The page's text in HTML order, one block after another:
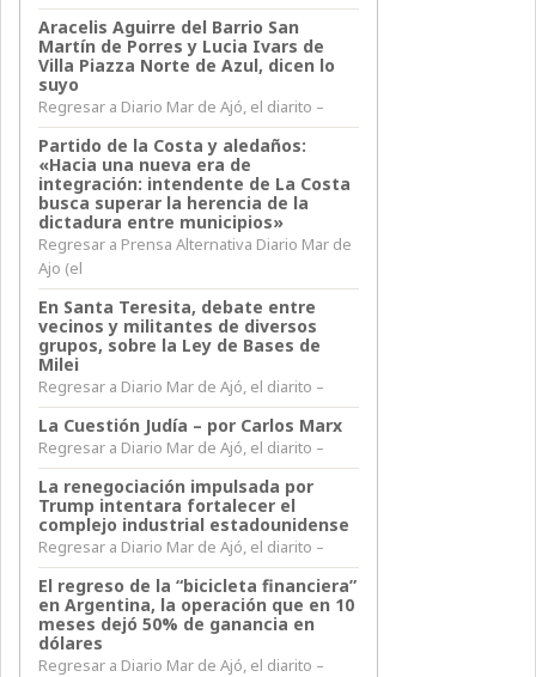
Aracelis Aguirre del Barrio San
Martín de Porres y Lucia Ivars de
Villa Piazza Norte de Azul, dicen lo
suyo
Regresar a Diario Mar de Ajó, el diarito –
Partido de la Costa y aledaños:
«Hacia una nueva era de
integración: intendente de La Costa
busca superar la herencia de la
dictadura entre municipios»
Regresar a Prensa Alternativa Diario Mar de
Ajo (el
En Santa Teresita, debate entre
vecinos y militantes de diversos
grupos, sobre la Ley de Bases de
Milei
Regresar a Diario Mar de Ajó, el diarito –
La Cuestión Judía – por Carlos Marx
Regresar a Diario Mar de Ajó, el diarito –
La renegociación impulsada por
Trump intentara fortalecer el
complejo industrial estadounidense
Regresar a Diario Mar de Ajó, el diarito –
El regreso de la “bicicleta financiera”
en Argentina, la operación que en 10
meses dejó 50% de ganancia en
dólares
Regresar a Diario Mar de Ajó, el diarito –